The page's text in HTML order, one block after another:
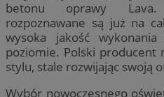
betonu oprawy
rozpoznawane są już na
wysoka jakość
poziomie. Polski producent
stylu, stale rozwijając swoją
Wybór nowoczesnego